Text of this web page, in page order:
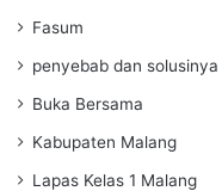
Fasum
penyebab dan solusinya
Buka Bersama
Kabupaten Malang
Lapas Kelas 1 Malang